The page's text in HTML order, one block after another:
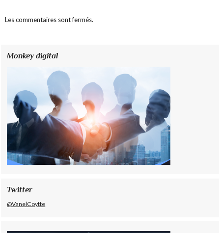
Les commentaires sont fermés.
Monkey digital
Twitter
@VanelCoytte